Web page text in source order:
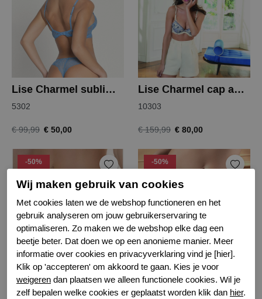
Lise Charmel sublime en dentelle string
5302
€ 99,99 € 50,00
Lise Charmel cap au levant bh
10303
€ 159,99 € 80,00
-50%
Lise Charmel cap au levant string
10303
-50%
Lise Charmel sublime en dentelle string
4169
Wij maken gebruik van cookies
Met cookies laten we de webshop functioneren en het
gebruik analyseren om jouw gebruikerservaring te
optimaliseren. Zo maken we de webshop elke dag een
beetje beter. Dat doen we op een anonieme manier. Meer
informatie over cookies en privacyverklaring vind je [hier].
Klik op 'accepteren' om akkoord te gaan. Kies je voor
weigeren dan plaatsen we alleen functionele cookies. Wil je
zelf bepalen welke cookies er geplaatst worden klik dan hier.